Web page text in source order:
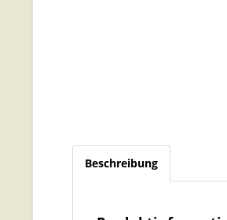
Beschreibung